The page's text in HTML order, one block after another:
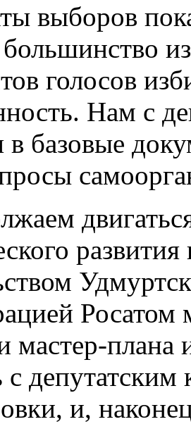
выборов
голосов
Нам с
в базовые
мастер-
с депутатским
и,